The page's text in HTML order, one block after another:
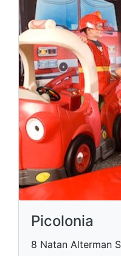
Picolonia
8 Natan Alterman